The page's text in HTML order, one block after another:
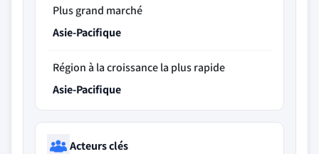
Plus grand marché
Asie-Pacifique
Région à la croissance la plus rapide
Asie-Pacifique
Acteurs clés